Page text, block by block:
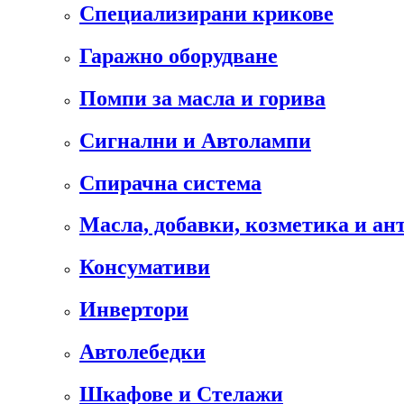
Специализирани крикове
Гаражно оборудване
Помпи за масла и горива
Сигнални и Автолампи
Спирачна система
Масла, добавки, козметика и
Консумативи
Инвертори
Автолебедки
Шкафове и Стелажи